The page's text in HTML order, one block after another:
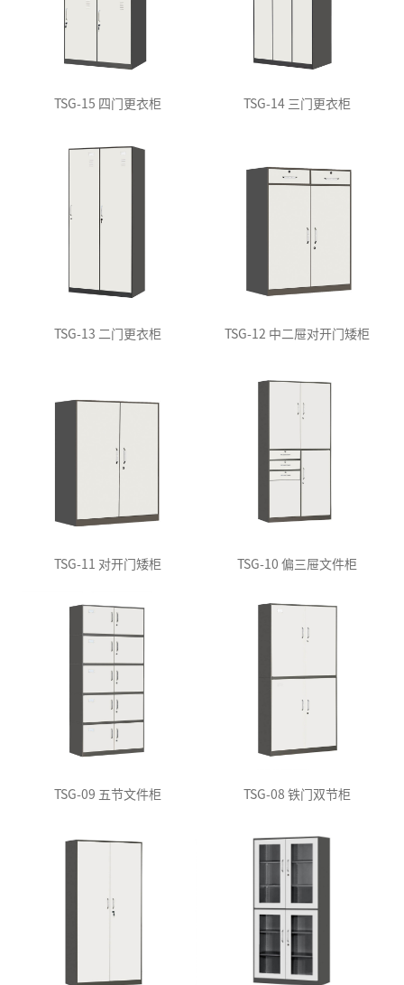
TSG-15 四门更衣柜 TSG-14 三门更衣柜
TSG-13 二门更衣柜 TSG-12 中二屉对开门矮柜
TSG-11 对开门矮柜 TSG-10 偏三屉文件柜
TSG-09 五节文件柜 TSG-08 铁门双节柜